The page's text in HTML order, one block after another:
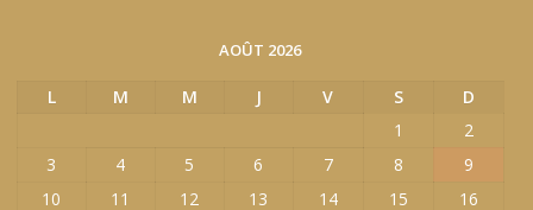
AOÛT 2026
L M M J V S
D
1
2
3
4 5 6 7 8
9
10
11 12 13 14 15
16